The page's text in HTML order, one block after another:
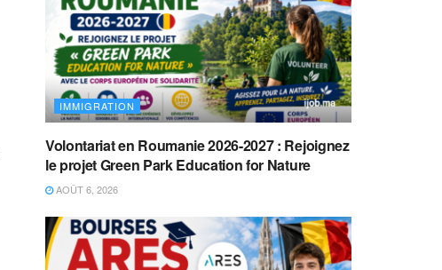
IMMIGRATION
Volontariat en Roumanie 2026-2027 : Rejoignez
le projet Green Park Education for Nature
AOÛT 6, 2026